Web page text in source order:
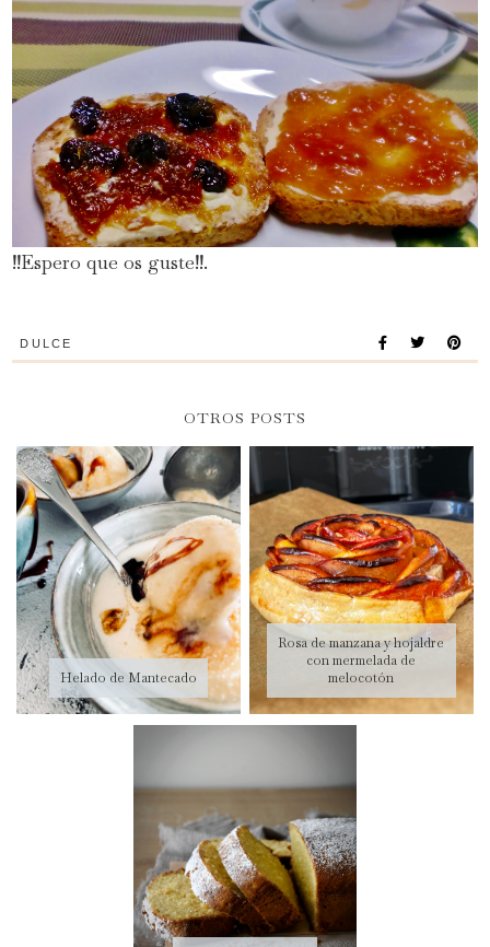
!!Espero que os guste!!.
DULCE
OTROS POSTS
Helado de Mantecado
Rosa de manzana y hojaldre
con mermelada de
melocotón